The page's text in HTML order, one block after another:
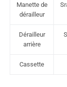
Manette de
dérailleur
Dérailleur
arrière
Cassette